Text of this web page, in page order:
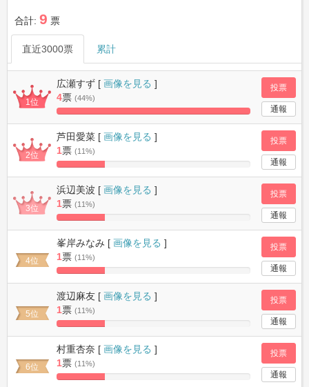
合計: 9 票
直近3000票 累計
1位
広瀬すず [ 画像を見る ]
4票 (44%)
100%
投票
通報
2位
芦田愛菜 [ 画像を見る ]
1票 (11%)
25%
投票
通報
3位
浜辺美波 [ 画像を見る ]
1票 (11%)
25%
投票
通報
4位
峯岸みなみ [ 画像を見る ]
1票 (11%)
25%
投票
通報
5位
渡辺麻友 [ 画像を見る ]
1票 (11%)
25%
投票
通報
6位
村重杏奈 [ 画像を見る ]
1票 (11%)
25%
投票
通報